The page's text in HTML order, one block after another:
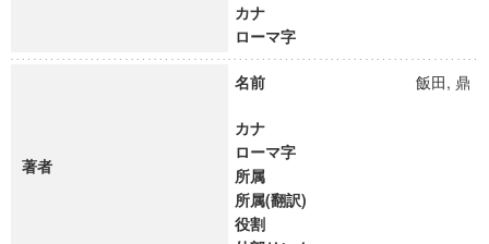
カナ
ローマ字
著者
名前 飯田, 鼎
カナ
ローマ字
所属
所属(翻訳)
役割